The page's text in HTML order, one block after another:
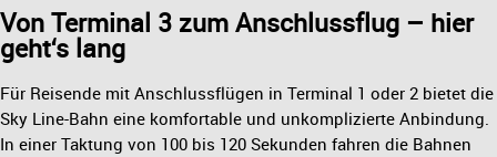
Von Terminal 3 zum Anschlussflug – hier
geht‘s lang
Für Reisende mit Anschlussflügen in Terminal 1 oder 2 bietet die
Sky Line-Bahn eine komfortable und unkomplizierte Anbindung.
In einer Taktung von 100 bis 120 Sekunden fahren die Bahnen